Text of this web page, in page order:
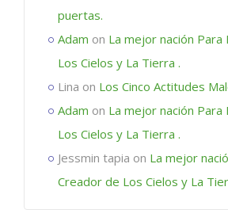
puertas.
Adam on La mejor nación Para
Los Cielos y La Tierra .
Lina on Los Cinco Actitudes
Adam on La mejor nación Para
Los Cielos y La Tierra .
Jessmin tapia on La mejor
Creador de Los Cielos y La